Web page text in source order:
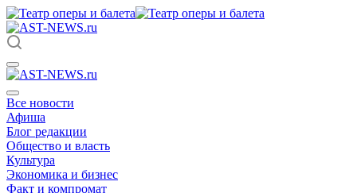
Все новости
Афиша
Блог редакции
Общество и власть
Культура
Экономика и бизнес
Факт и компромат